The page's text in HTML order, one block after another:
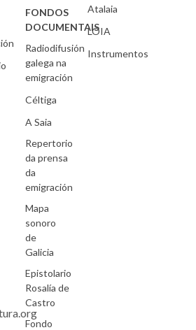
FONDOS
DOCUMENTAIS
Radiodifusión
galega na
emigración
Céltiga
A Saia
Repertorio
da prensa
da
emigración
Mapa
sonoro
de
Galicia
Epistolario
Rosalía de
Castro
Fondo
Atalaia
LOIA
Instrumentos